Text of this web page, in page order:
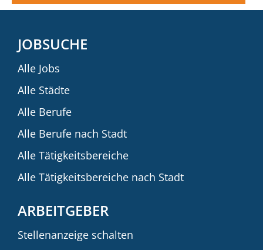
JOBSUCHE
Alle Jobs
Alle Städte
Alle Berufe
Alle Berufe nach Stadt
Alle Tätigkeitsbereiche
Alle Tätigkeitsbereiche nach Stadt
ARBEITGEBER
Stellenanzeige schalten